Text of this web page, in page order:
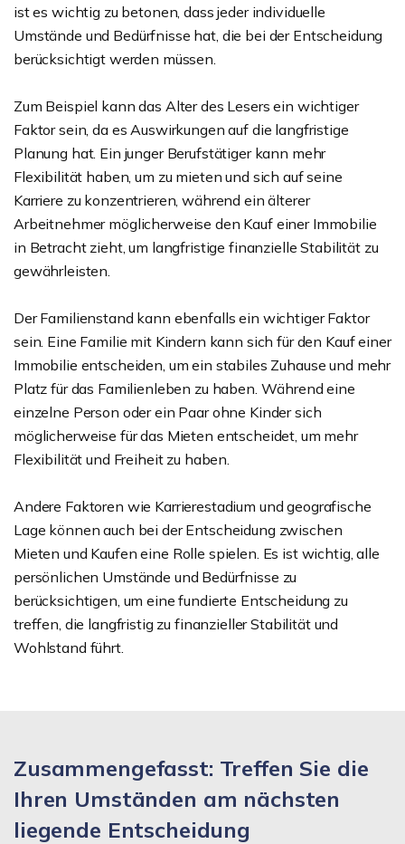
ist es wichtig zu betonen, dass jeder individuelle
Umstände und Bedürfnisse hat, die bei der Entscheidung
berücksichtigt werden müssen.
Zum Beispiel kann das Alter des Lesers ein wichtiger
Faktor sein, da es Auswirkungen auf die langfristige
Planung hat. Ein junger Berufstätiger kann mehr
Flexibilität haben, um zu mieten und sich auf seine
Karriere zu konzentrieren, während ein älterer
Arbeitnehmer möglicherweise den Kauf einer Immobilie
in Betracht zieht, um langfristige finanzielle Stabilität zu
gewährleisten.
Der Familienstand kann ebenfalls ein wichtiger Faktor
sein. Eine Familie mit Kindern kann sich für den Kauf einer
Immobilie entscheiden, um ein stabiles Zuhause und mehr
Platz für das Familienleben zu haben. Während eine
einzelne Person oder ein Paar ohne Kinder sich
möglicherweise für das Mieten entscheidet, um mehr
Flexibilität und Freiheit zu haben.
Andere Faktoren wie Karrierestadium und geografische
Lage können auch bei der Entscheidung zwischen
Mieten und Kaufen eine Rolle spielen. Es ist wichtig, alle
persönlichen Umstände und Bedürfnisse zu
berücksichtigen, um eine fundierte Entscheidung zu
treffen, die langfristig zu finanzieller Stabilität und
Wohlstand führt.
Zusammengefasst: Treffen Sie die
Ihren Umständen am nächsten
liegende Entscheidung